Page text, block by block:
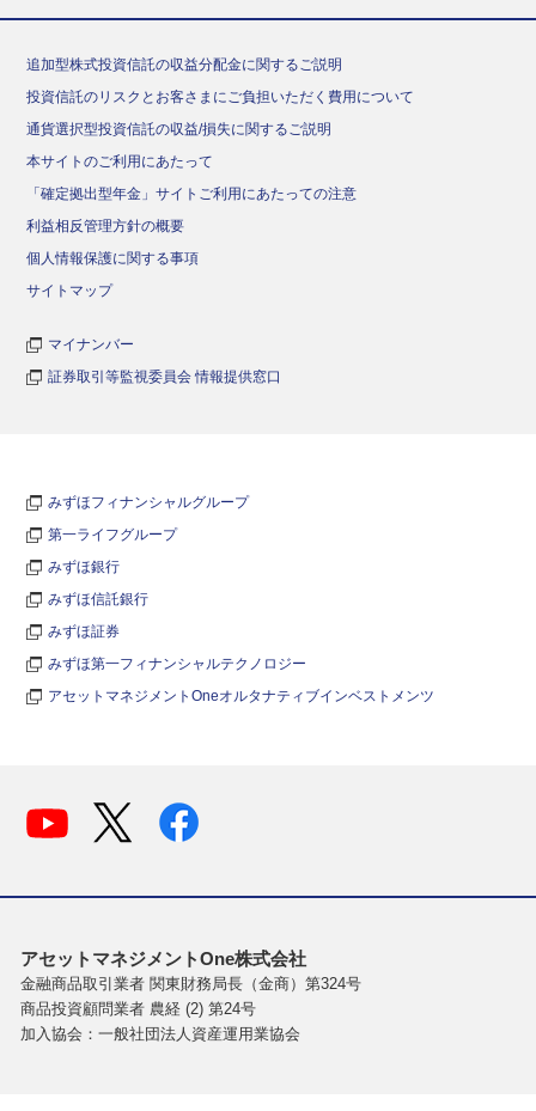
追加型株式投資信託の収益分配金に関するご説明
投資信託のリスクとお客さまにご負担いただく費用について
通貨選択型投資信託の収益/損失に関するご説明
本サイトのご利用にあたって
「確定拠出型年金」サイトご利用にあたっての注意
利益相反管理方針の概要
個人情報保護に関する事項
サイトマップ
マイナンバー
証券取引等監視委員会 情報提供窓口
みずほフィナンシャルグループ
第一ライフグループ
みずほ銀行
みずほ信託銀行
みずほ証券
みずほ第一フィナンシャルテクノロジー
アセットマネジメントOneオルタナティブインベストメンツ
アセットマネジメントOne株式会社
金融商品取引業者 関東財務局長（金商）第324号
商品投資顧問業者 農経 (2) 第24号
加入協会：一般社団法人資産運用業協会